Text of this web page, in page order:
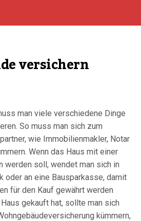
versichern
man viele verschiedene Dinge
So muss man sich zum
wie Immobilienmakler, Notar
Wenn das Haus mit einer
werden soll, wendet man sich in
oder an eine Bausparkasse, damit
für den Kauf gewährt werden
gekauft hat, sollte man sich
kümmern,